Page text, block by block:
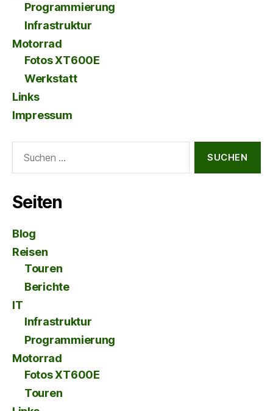
Programmierung
Infrastruktur
Motorrad
Fotos XT600E
Werkstatt
Links
Impressum
nach:
Seiten
Blog
Reisen
Touren
Berichte
IT
Infrastruktur
Programmierung
Motorrad
Fotos XT600E
Touren